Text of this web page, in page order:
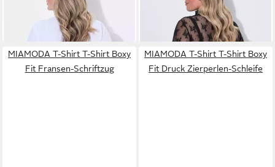
Applikation
MIAMODA T-Shirt T-Shirt Boxy
Fit Fransen-Schriftzug
MIAMODA T-Shirt T-Shirt Boxy
Fit Druck Zierperlen-Schleife